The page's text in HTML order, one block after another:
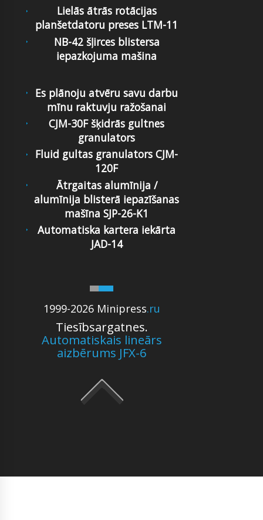
Lielās ātrās rotācijas
planšetdatoru preses LTM-11
NB-42 šļirces blistersa
iepazkojuma mašina
1999-2026 Minipress.ru
Tiesībsargatnes.
Automatiskais lineārs
aizbērums JFX-6
Es plānoju atvēru savu darbu
mīnu raktuvju ražošanai
CJM-30F šķidrās gultnes
granulators
Fluid gultas granulators CJM-
120F
Ātrgaitas alumīnija /
alumīnija blisterā iepazīšanas
mašīna SJP-26-K1
Automatiska kartera iekārta
JAD-14